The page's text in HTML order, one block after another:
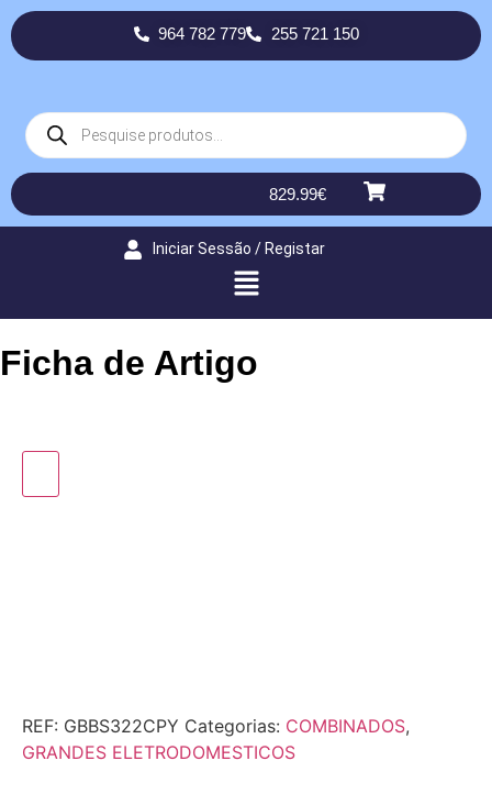
964 782 779 255 721 150
829.99€
Iniciar Sessão / Registar
Ficha de Artigo
REF: GBBS322CPY Categorias: COMBINADOS,
GRANDES ELETRODOMESTICOS